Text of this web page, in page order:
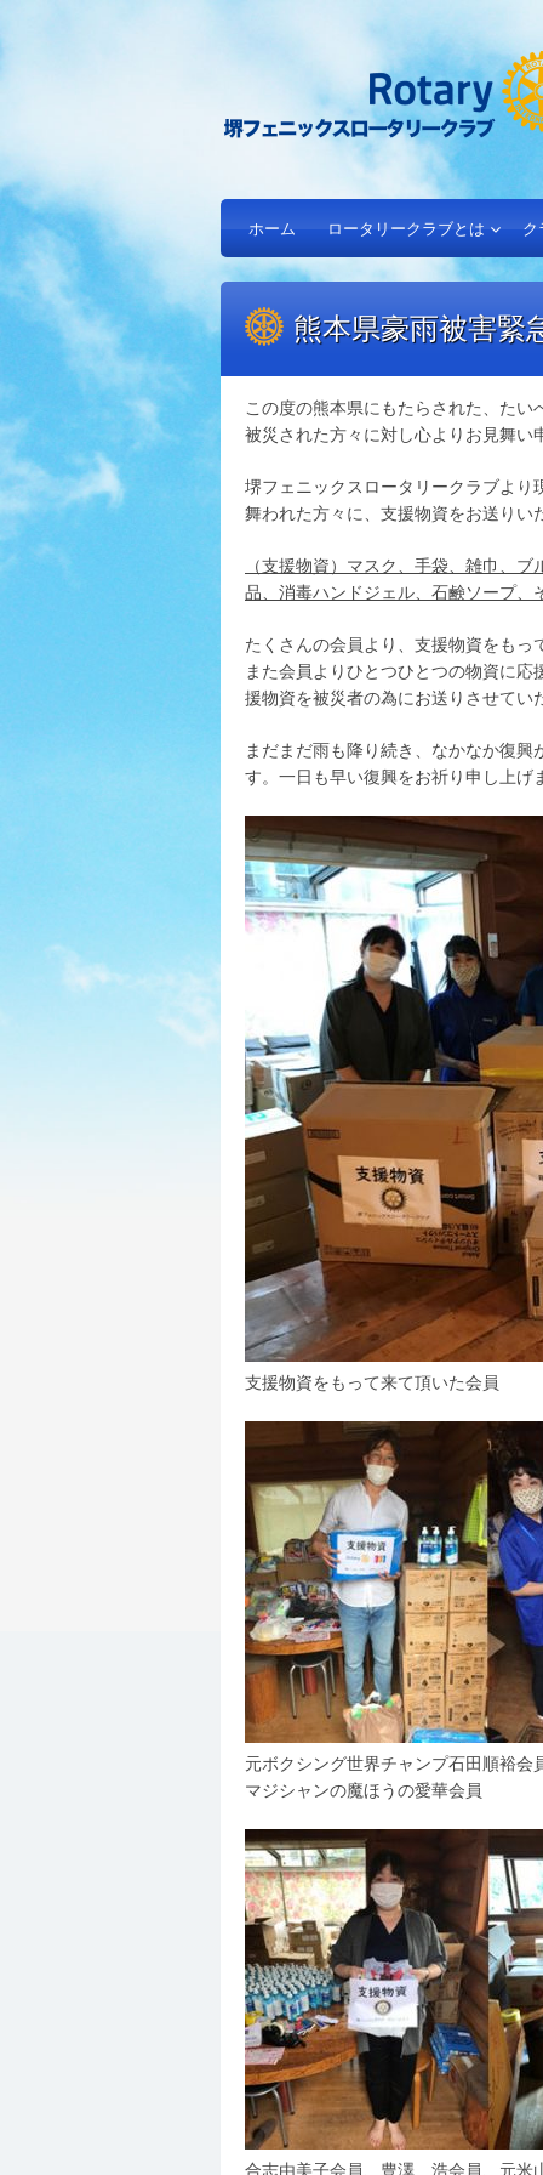
ホーム ロータリークラブとは ク
熊本県豪雨被害緊
この度の熊本県にもたらされた、た
被災された方々に対し心よりお見舞い
堺フェニックスロータリークラブよ
舞われた方々に、支援物資をお送りい
（支援物資）マスク、手袋、雑巾、
品、消毒ハンドジェル、石鹸ソープ、
たくさんの会員より、支援物資をも
また会員よりひとつひとつの物資に
援物資を被災者の為にお送りさせてい
まだまだ雨も降り続き、なかなか復
す。一日も早い復興をお祈り申し上げ
支援物資をもって来て頂いた会員
元ボクシング世界チャンプ石田順裕
マジシャンの魔ほうの愛華会員
合志由美子会員、豊澤 浩会員、元